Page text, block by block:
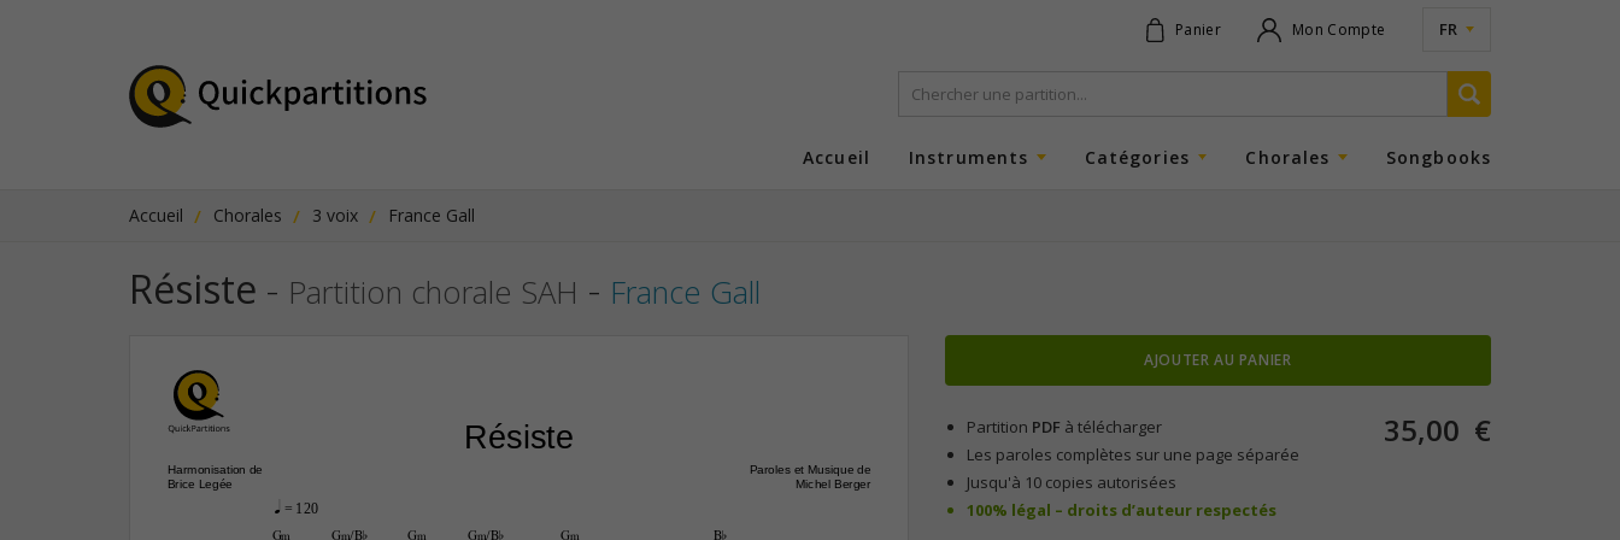
Panier Mon Compte FR
Accueil Instruments Catégories Chorales Songbooks
Accueil Chorales 3 voix France Gall
Résiste - Partition chorale SAH - France Gall
Harmonisation de
Brice Legée
Résiste
Paroles et Musique de
Michel Berger
q = 120
AJOUTER AU PANIER
Partition PDF à télécharger
Les paroles complètes sur une page séparée
Jusqu'à 10 copies autorisées
100% légal – droits d’auteur respectés
35,00 €